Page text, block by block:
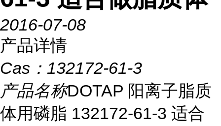
2016-07-08
产品详情
Cas： 132172-61-3
产品名称DOTAP 阳离子脂质
体用磷脂 132172-61-3 适合